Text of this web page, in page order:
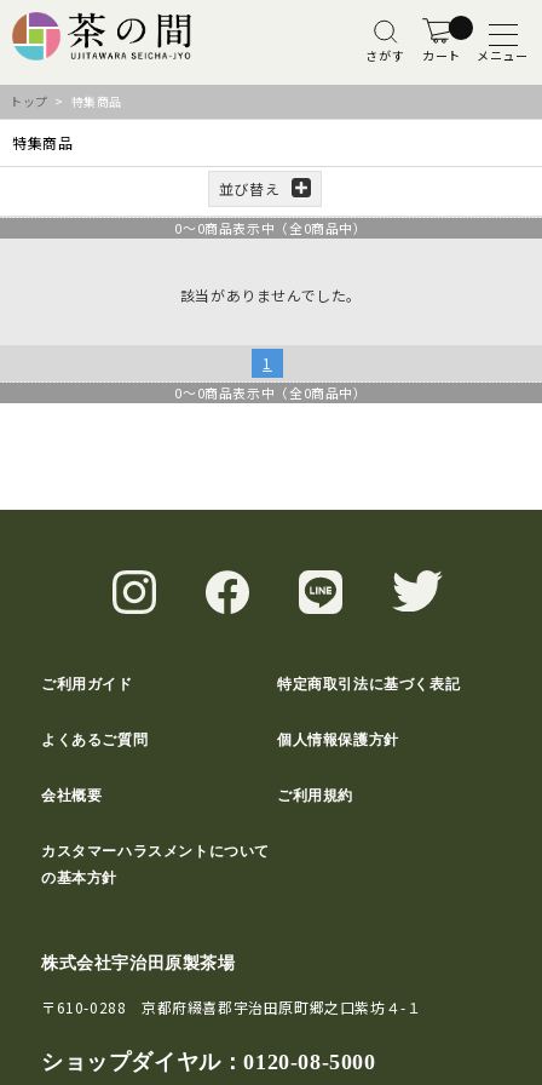
さがす カート メニュー
トップ > 特集商品
特集商品
並び替え
0～0商品表示中（全0商品中）
該当がありませんでした。
1
0～0商品表示中（全0商品中）
ご利用ガイド 特定商取引法に基づく表記
よくあるご質問 個人情報保護方針
会社概要 ご利用規約
カスタマーハラスメントについて
の基本方針
株式会社宇治田原製茶場
〒610-0288 京都府綴喜郡宇治田原町郷之口紫坊４-１
ショップダイヤル：0120-08-5000